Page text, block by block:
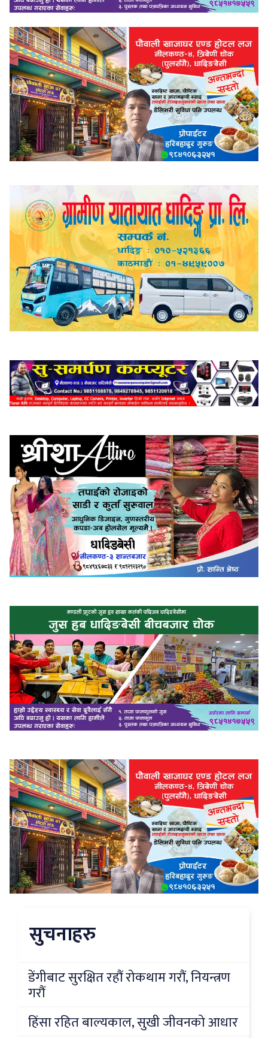
सुचनाहरु
डेंगीबाट सुरक्षित रहौं रोकथाम गरौं, नियन्त्रण
गरौं
हिंसा रहित बाल्यकाल, सुखी जीवनको आधार